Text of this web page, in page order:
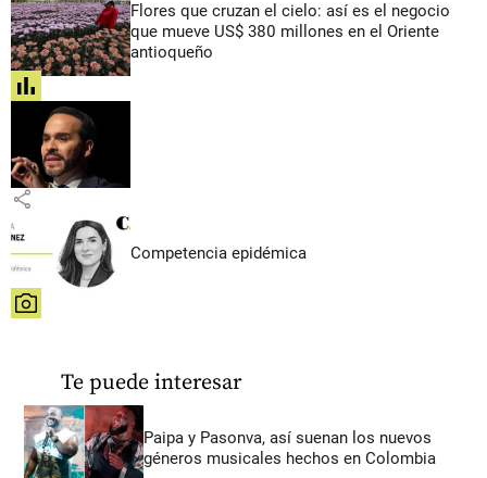
Flores que cruzan el cielo: así es el negocio
que mueve US$ 380 millones en el Oriente
antioqueño
share
share
Competencia epidémica
share
Te puede interesar
Paipa y Pasonva, así suenan los nuevos
géneros musicales hechos en Colombia